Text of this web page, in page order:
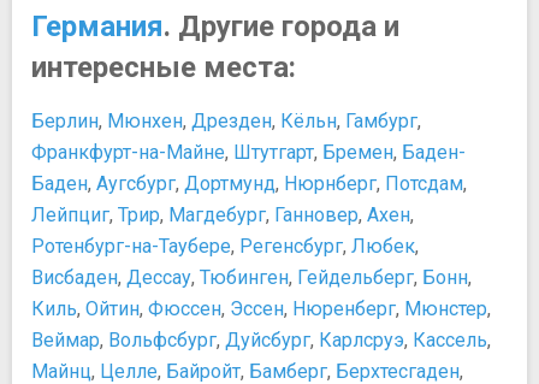
Германия. Другие города и
интересные места:
Берлин, Мюнхен, Дрезден, Кёльн, Гамбург,
Франкфурт-на-Майне, Штутгарт, Бремен, Баден-
Баден, Аугсбург, Дортмунд, Нюрнберг, Потсдам,
Лейпциг, Трир, Магдебург, Ганновер, Ахен,
Ротенбург-на-Таубере, Регенсбург, Любек,
Висбаден, Дессау, Тюбинген, Гейдельберг, Бонн,
Киль, Ойтин, Фюссен, Эссен, Нюренберг, Мюнстер,
Веймар, Вольфсбург, Дуйсбург, Карлсруэ, Кассель,
Майнц, Целле, Байройт, Бамберг, Берхтесгаден,